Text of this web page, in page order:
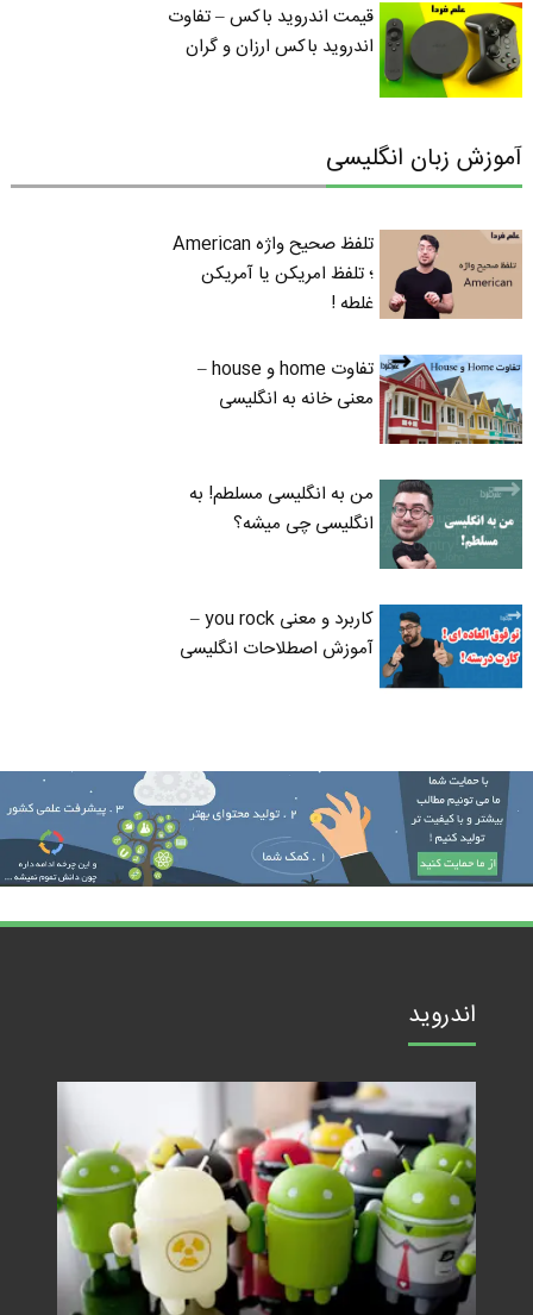
قیمت اندروید باکس – تفاوت
اندروید باکس ارزان و گران
آموزش زبان انگلیسی
تلفظ صحیح واژه American
؛ تلفظ امریکن یا آمریکن
غلطه !
تفاوت home و house –
معنی خانه به انگلیسی
من به انگلیسی مسلطم! به
انگلیسی چی میشه؟
کاربرد و معنی you rock –
آموزش اصطلاحات انگلیسی
اندروید